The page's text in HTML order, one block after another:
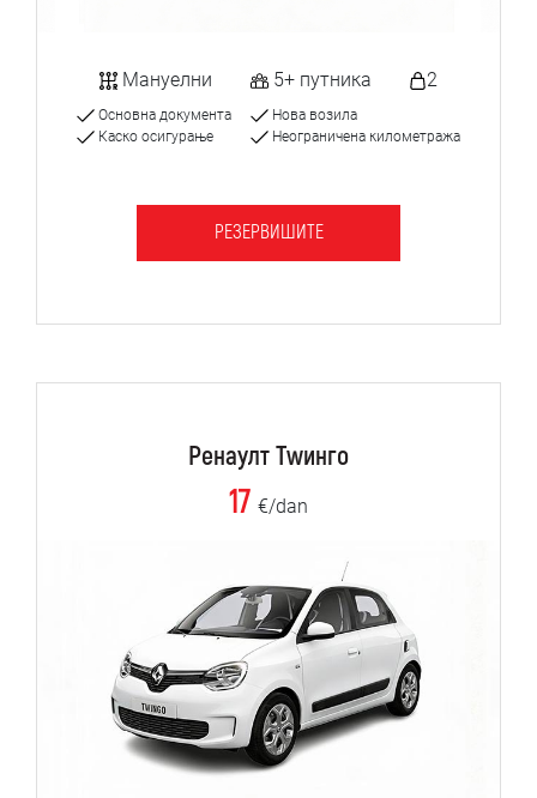
Мануелни 5+ путника 2
Основна документа
Каско осигурање
Нова возила
Неограничена километража
РЕЗЕРВИШИТЕ
Ренаулт Тwинго
17 €/dan